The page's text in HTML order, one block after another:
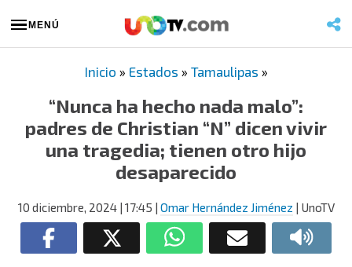
MENÚ
Inicio » Estados » Tamaulipas »
“Nunca ha hecho nada malo”:
padres de Christian “N” dicen vivir
una tragedia; tienen otro hijo
desaparecido
10 diciembre, 2024| 17:45 | Omar Hernández Jiménez | UnoTV